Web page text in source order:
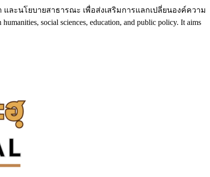
และนโยบายสาธารณะ เพื่อส่งเสริมการแลกเปลี่ยนองค์ความ
social sciences, education, and public policy. It aims